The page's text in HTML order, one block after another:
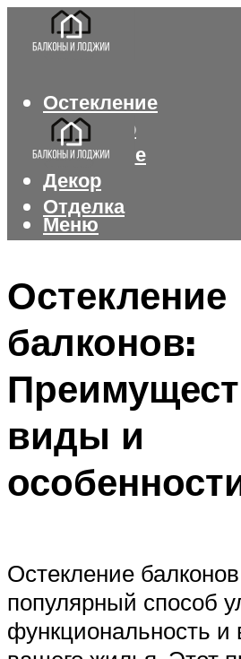
Остекление
Интерьер
Утепление
Декор
Отделка
Меню
Остекление
балконов:
виды и
Остекление
популярный способ
функциональность